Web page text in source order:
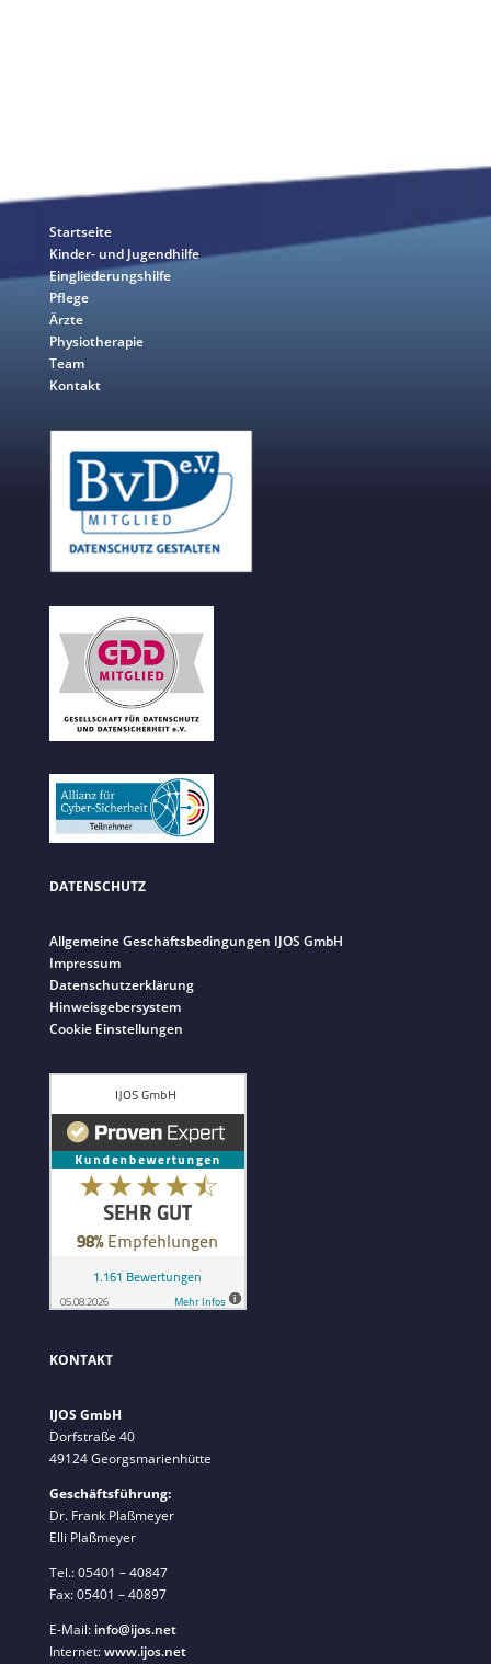
Startseite
Kinder- und Jugendhilfe
Eingliederungshilfe
Pflege
Ärzte
Physiotherapie
Team
Kontakt
DATENSCHUTZ
Allgemeine Geschäftsbedingungen IJOS GmbH
Impressum
Datenschutzerklärung
Hinweisgebersystem
Cookie Einstellungen
KONTAKT
IJOS GmbH
Dorfstraße 40
49124 Georgsmarienhütte
Geschäftsführung:
Dr. Frank Plaßmeyer
Elli Plaßmeyer
Tel.: 05401 – 40847
Fax: 05401 – 40897
E-Mail: info@ijos.net
Internet:www.ijos.net